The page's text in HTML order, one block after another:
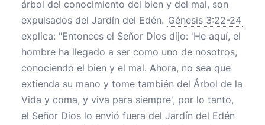
árbol del conocimiento del bien y del mal, son
expulsados del Jardín del Edén. Génesis 3:22-24
explica: "Entonces el Señor Dios dijo: 'He aquí, el
hombre ha llegado a ser como uno de nosotros,
conociendo el bien y el mal. Ahora, no sea que
extienda su mano y tome también del Árbol de la
Vida y coma, y viva para siempre', por lo tanto,
el Señor Dios lo envió fuera del Jardín del Edén